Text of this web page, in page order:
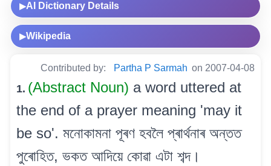
▶AI Dictionary Details
▶Wikipedia
Contributed by: Partha P Sarmah on 2007-04-08
1. (Abstract Noun) a word uttered at
the end of a prayer meaning 'may it
be so'. মনোকামনা পূৰণ হবলৈ প্ৰাৰ্থনাৰ অন্তত
পুৰোহিত, ভকত আদিয়ে কোৱা এটা শব্দ।